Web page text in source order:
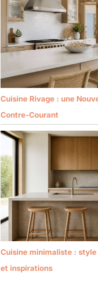
Cuisine Rivage : une
Contre-Courant
Cuisine minimaliste :
et inspirations